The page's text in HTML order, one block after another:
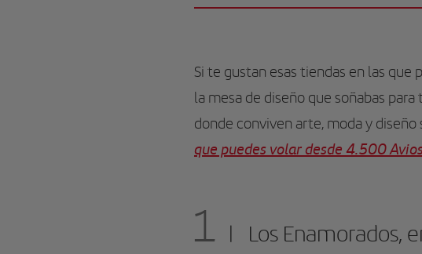
Si te gustan esas tiendas en las
la mesa de diseño que soñabas
donde conviven arte, moda y
que puedes volar desde 4.500
1 Los Enamorados,